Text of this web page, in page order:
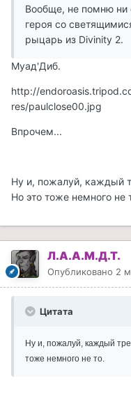
Вообще, не помню ни
героя со
рыцарь из Divinity 2.
Муад'Диб.
http://
res/paulclose00.jpg
Впрочем...
Ну и, пожалуй, каждый
Но это тоже немного не
Л.А.А.М.Д.Т.
Опубликовано 2
Цитата
Ну и, пожалуй, каждый
тоже немного не то.